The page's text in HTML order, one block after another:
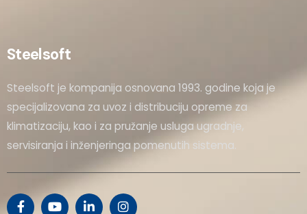
Steelsoft
Steelsoft je kompanija osnovana 1993. godine koja je
specijalizovana za uvoz i distribuciju opreme za
klimatizaciju, kao i za pružanje usluga ugradnje,
servisiranja i inženjeringa pomenutih sistema.